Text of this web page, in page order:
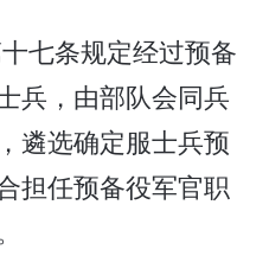
七条规定经过预备
兵，由部队会同兵
遴选确定服士兵预
担任预备役军官职